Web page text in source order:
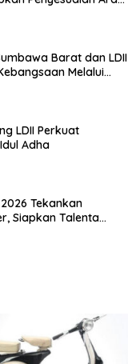
Barat dan LDII
Melalui
LDII Perkuat
Adha
2026 Tekankan
Siapkan Talenta